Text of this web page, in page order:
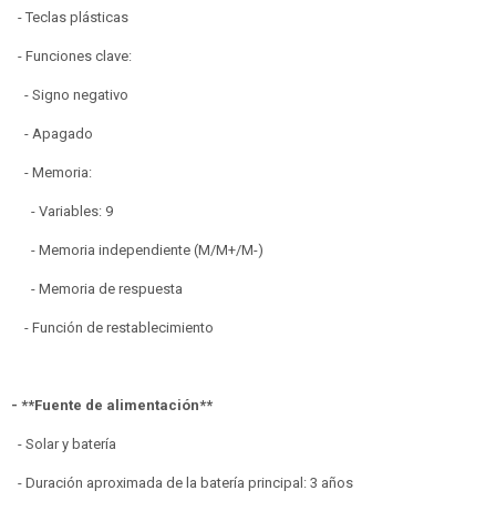
- Teclas plásticas
- Funciones clave:
- Signo negativo
- Apagado
- Memoria:
- Variables: 9
- Memoria independiente (M/M+/M-)
- Memoria de respuesta
- Función de restablecimiento
- **Fuente de alimentación**
- Solar y batería
- Duración aproximada de la batería principal: 3 años